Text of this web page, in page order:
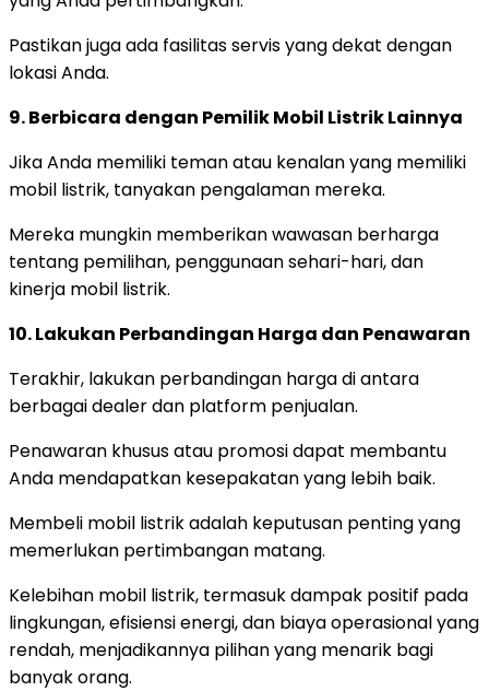
Pastikan juga ada fasilitas servis yang dekat dengan
lokasi Anda.
9. Berbicara dengan Pemilik Mobil Listrik Lainnya
Jika Anda memiliki teman atau kenalan yang memiliki
mobil listrik, tanyakan pengalaman mereka.
Mereka mungkin memberikan wawasan berharga
tentang pemilihan, penggunaan sehari-hari, dan
kinerja mobil listrik.
10. Lakukan Perbandingan Harga dan Penawaran
Terakhir, lakukan perbandingan harga di antara
berbagai dealer dan platform penjualan.
Penawaran khusus atau promosi dapat membantu
Anda mendapatkan kesepakatan yang lebih baik.
Membeli mobil listrik adalah keputusan penting yang
memerlukan pertimbangan matang.
Kelebihan mobil listrik, termasuk dampak positif pada
lingkungan, efisiensi energi, dan biaya operasional yang
rendah, menjadikannya pilihan yang menarik bagi
banyak orang.